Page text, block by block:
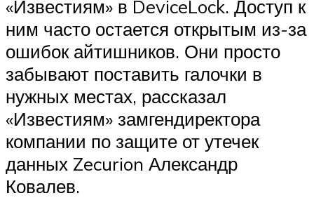
«Известиям» в DeviceLock. Доступ к
ним часто остается открытым из-за
ошибок айтишников. Они просто
забывают поставить галочки в
нужных местах, рассказал
«Известиям» замгендиректора
компании по защите от утечек
данных Zecurion Александр
Ковалев.